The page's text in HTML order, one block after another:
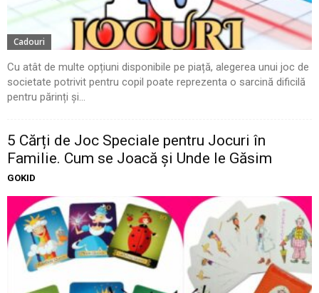
Cadouri
Cu atât de multe opțiuni disponibile pe piață, alegerea unui joc de
societate potrivit pentru copil poate reprezenta o sarcină dificilă
pentru părinți și...
5 Cărți de Joc Speciale pentru Jocuri în
Familie. Cum se Joacă și Unde le Găsim
GOKID